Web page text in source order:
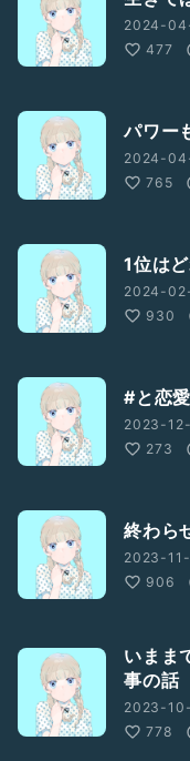
2024-
477
パワー
2024-
765
1位は
2024-
930
#と恋
2023-
273
終わら
2023-
906
いまま
事の話
2023-
778